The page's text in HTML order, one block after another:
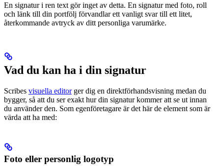
En signatur i ren text gör inget av detta. En signatur med foto, roll
och länk till din portfölj förvandlar ett vanligt svar till ett litet,
återkommande avtryck av ditt personliga varumärke.
Vad du kan ha i din signatur
Scribes visuella editorger dig en direktförhandsvisning medan du
bygger, så att du ser exakt hur din signatur kommer att se ut innan
du använder den. Som egenföretagare är det här de element som är
värda att ha med:
Foto eller personlig logotyp